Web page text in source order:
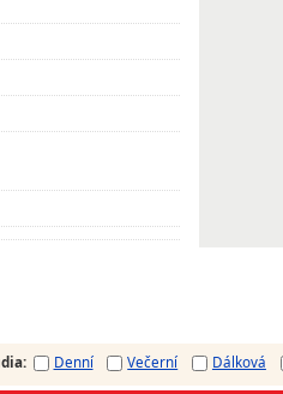
: Denní Večerní Dálková